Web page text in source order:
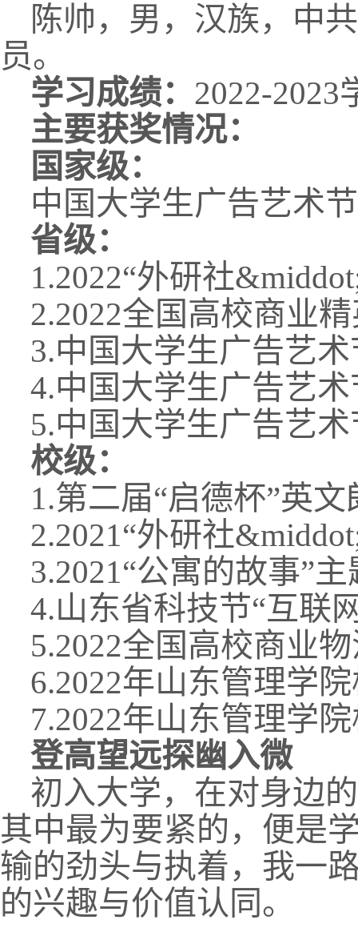
陈帅，男，汉族，中
员。
学习成绩： 2022-2023
主要获奖情况：
国家级：
中国大学生广告艺术
省级：
1.2022“外研社
2.2022全国高校商业
3.中国大学生广告艺
4.中国大学生广告艺
5.中国大学生广告艺
校级：
1.第二届“启德杯”英
2.2021“外研社
3.2021“公寓的故事”
4.山东省科技节“互联
5.2022全国高校商业
6.2022年山东管理学
7.2022年山东管理学
登高望远探幽入微
初入大学，在对身边
其中最为要紧的，便是
输的劲头与执着，我一
的兴趣与价值认同。